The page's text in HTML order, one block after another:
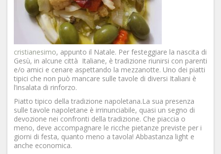
cristianesimo, appunto il Natale. Per festeggiare la nascita di
Gesù, in alcune città Italiane, è tradizione riunirsi con parenti
e/o amici e cenare aspettando la mezzanotte. Uno dei piatti
tipici che non può mancare sulle tavole di diversi Italiani è
l’insalata di rinforzo.
Piatto tipico della tradizione napoletana.La sua presenza
sulle tavole napoletane è irrinunciabile, quasi un segno di
devozione nei confronti della tradizione. Che piaccia o
meno, deve accompagnare le ricche pietanze previste per i
giorni di festa, quanto meno a tavola! Abbastanza light e
anche economica.